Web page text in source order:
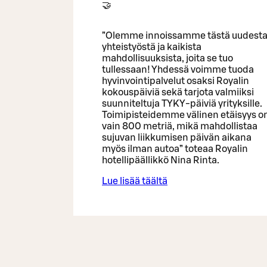
🤝
”Olemme innoissamme tästä uudesta
yhteistyöstä ja kaikista
mahdollisuuksista, joita se tuo
tullessaan! Yhdessä voimme tuoda
hyvinvointipalvelut osaksi Royalin
kokouspäiviä sekä tarjota valmiiksi
suunniteltuja TYKY-päiviä yrityksille.
Toimipisteidemme välinen etäisyys
vain 800 metriä, mikä mahdollistaa
sujuvan liikkumisen päivän aikana
myös ilman autoa” toteaa Royalin
hotellipäällikkö Nina Rinta.
Lue lisää täältä